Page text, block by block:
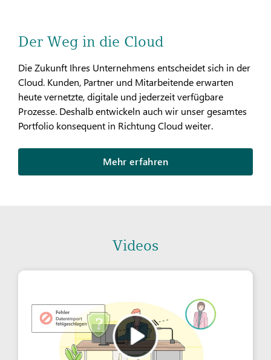
Der Weg in die Cloud
Die Zukunft Ihres Unternehmens entscheidet sich in der
Cloud. Kunden, Partner und Mitarbeitende erwarten
heute vernetzte, digitale und jederzeit verfügbare
Prozesse. Deshalb entwickeln auch wir unser gesamtes
Portfolio konsequent in Richtung Cloud weiter.
Mehr erfahren
Videos